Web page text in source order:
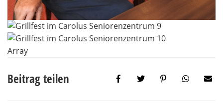
Array
Beitrag teilen